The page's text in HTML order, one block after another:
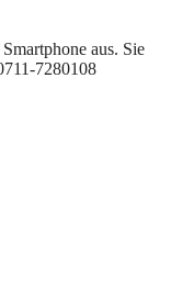
aus. Sie
7280108